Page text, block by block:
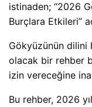
istinaden; “2026
Burçlara Etkileri”
Gökyüzünün dilini
olacak bir rehber
izin vereceğine
Bu rehber, 2026